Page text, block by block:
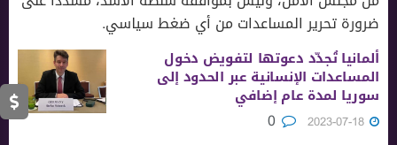
ضرورة تحرير المساعدات من أي ضغط سياسي.
ألمانيا تُجدّد دعوتها لتفويض دخول
المساعدات الإنسانية عبر الحدود إلى
سوريا لمدة عام إضافي